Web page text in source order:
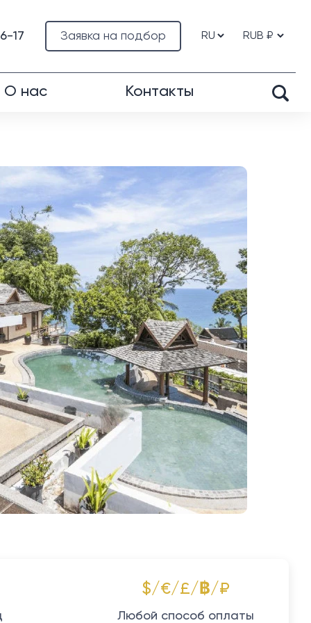
Заявка на подбор
17
О нас Контакты
$/€/£/฿/₽
Любой способ оплаты